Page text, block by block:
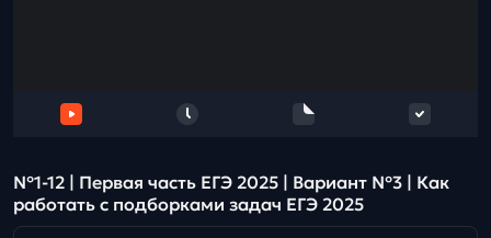
№1-12 | Первая часть ЕГЭ 2025 | Вариант №3 | Как
работать с подборками задач ЕГЭ 2025